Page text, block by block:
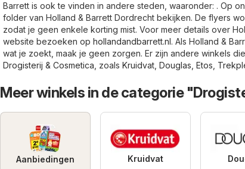
Barrett is ook te vinden in andere steden, waaronder: . Op
folder van Holland & Barrett Dordrecht bekijken. De flyers
zodat je geen enkele korting mist. Voor meer details over
website bezoeken op hollandandbarrett.nl. Als Holland &
wat je zoekt, maak je geen zorgen. Er zijn andere winkels
Drogisterij & Cosmetica , zoals Kruidvat Douglas Etos
Meer winkels in de categorie
Aanbiedingen Kruidvat